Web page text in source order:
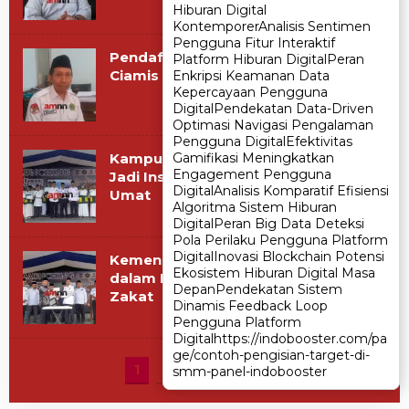
Hiburan Digital
KontemporerAnalisis Sentimen
Pengguna Fitur Interaktif
Platform Hiburan DigitalPeran
Enkripsi Keamanan Data
Kepercayaan Pengguna
DigitalPendekatan Data-Driven
Optimasi Navigasi Pengalaman
Pengguna DigitalEfektivitas
Gamifikasi Meningkatkan
Engagement Pengguna
DigitalAnalisis Komparatif Efisiensi
Algoritma Sistem Hiburan
DigitalPeran Big Data Deteksi
Pola Perilaku Pengguna Platform
DigitalInovasi Blockchain Potensi
Ekosistem Hiburan Digital Masa
DepanPendekatan Sistem
Dinamis Feedback Loop
Pengguna Platform
Digitalhttps://indobooster.com/pa
ge/contoh-pengisian-target-di-
smm-panel-indobooster
Hiburan Digital
KontemporerAnalisis Sentimen
Pengguna Fitur Interaktif
Platform Hiburan DigitalPeran
Enkripsi Keamanan Data
Kepercayaan Pengguna
DigitalPendekatan Data-Driven
Optimasi Navigasi Pengalaman
Pengguna DigitalEfektivitas
Gamifikasi Meningkatkan
Engagement Pengguna
DigitalAnalisis Komparatif Efisiensi
Algoritma Sistem Hiburan
DigitalPeran Big Data Deteksi
Pola Perilaku Pengguna Platform
DigitalInovasi Blockchain Potensi
Ekosistem Hiburan Digital Masa
DepanPendekatan Sistem
Dinamis Feedback Loop
Pengguna Platform
Digitalhttps://indobooster.com/pa
ge/contoh-pengisian-target-di-
smm-panel-indobooster
Pendaftaran Calon Pimpinan BAZNAS
Ciamis Dibuka 15 Januari 2026
Kampung Zakat Desa Kawali Ciamis
Jadi Instrumen Penguatan Ekonomi
Umat
Kemenag Jabar Apresiasi Ciamis
dalam Pengembangan Kampung
Zakat
1 Berikutnya